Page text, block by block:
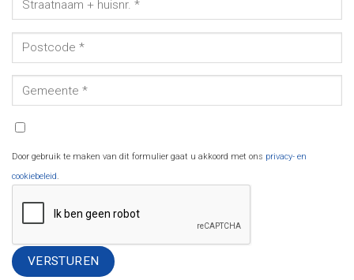
Door gebruik te maken van dit formulier gaat u akkoord met ons privacy- en
cookiebeleid.